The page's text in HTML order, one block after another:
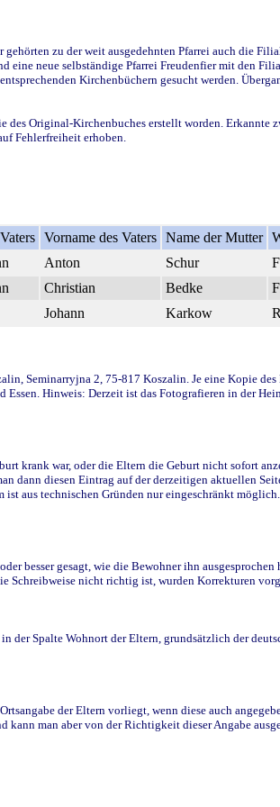
zu der weit ausgedehnten Pfarrei auch die
eine neue selbständige Pfarrei Freudenfier mit den
Kirchenbüchern gesucht werden.
Original-Kirchenbuches erstellt worden. Erkannte
Fehlerfreiheit erhoben.
Vorname des Vaters Name der Mutter
Anton Schur
Christian Bedke
Johann Karkow
Seminarryjna 2, 75-817 Koszalin. Je eine Kopie
Hinweis: Derzeit ist das Fotografieren in der
krank war, oder die Eltern die Geburt nicht sofort
dann diesen Eintrag auf der derzeitigen aktuellen
aus technischen Gründen nur eingeschränkt
besser gesagt, wie die Bewohner ihn ausgesprochen
Schreibweise nicht richtig ist, wurden Korrekturen
Spalte Wohnort der Eltern, grundsätzlich der
der Eltern vorliegt, wenn diese auch
man aber von der Richtigkeit dieser Angabe